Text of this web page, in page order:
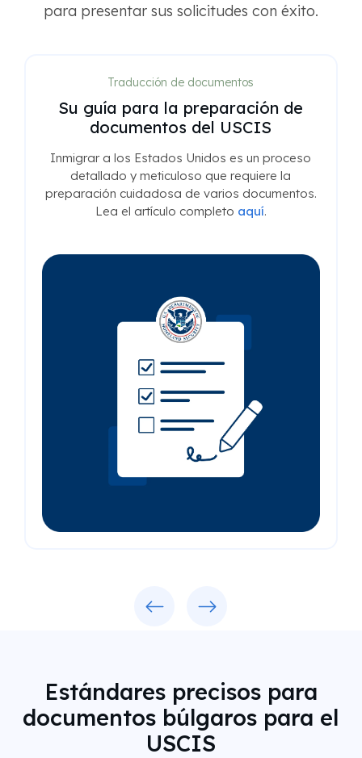
para presentar sus solicitudes con éxito.
Traducción de documentos
Su guía para la preparación de
documentos del USCIS
Inmigrar a los Estados Unidos es un proceso
detallado y meticuloso que requiere la
preparación cuidadosa de varios documentos.
Lea el artículo completo aquí.
Estándares precisos para
documentos búlgaros para el
USCIS